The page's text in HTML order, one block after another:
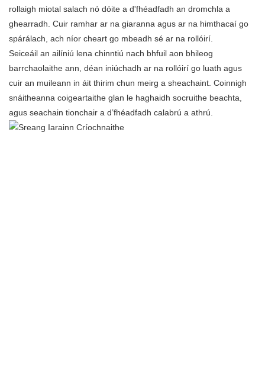
rollaigh miotal salach nó dóite a d'fhéadfadh an dromchla a
ghearradh. Cuir ramhar ar na giaranna agus ar na himthacaí go
spárálach, ach níor cheart go mbeadh sé ar na rollóirí.
Seiceáil an ailíniú lena chinntiú nach bhfuil aon bhileog
barrchaolaithe ann, déan iniúchadh ar na rollóirí go luath agus
cuir an muileann in áit thirim chun meirg a sheachaint. Coinnigh
snáitheanna coigeartaithe glan le haghaidh socruithe beachta,
agus seachain tionchair a d’fhéadfadh calabrú a athrú.